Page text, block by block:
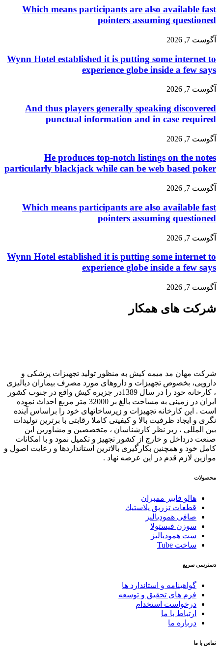
Which means participants are also available fast
pointers assuming questioned
آگوست 7, 2026
Wynn Hotel established it is putting some internet to
experience globe inside a few says
آگوست 7, 2026
And thus players generally speaking discovered
punctual information and in case required
آگوست 7, 2026
He produces top-notch listings on the notes
particularly blackjack while can be web based poker
آگوست 7, 2026
Which means participants are also available fast
pointers assuming questioned
آگوست 7, 2026
Wynn Hotel established it is putting some internet to
experience globe inside a few says
آگوست 7, 2026
شرکت های همکار
شرکت مهان مد میمه کیش به منظور تولید تجهیزات پزشکی و
دارویی، بخصوص تجهیزات و داروهای مورد مصرف بیماران دیالیزی
، کارخانه خود را در سال 1389در جزیره کیش واقع در جنوب کشور
ایران در زمینی به مساحت بالغ بر 32000 متر مربع احداث نموده
است . این کارخانه تجهیزات و زیرساخاتهای خود را براساس آینده
نگری و ایجاد ظرفیت بالا و کیفیتی کاملا رقابتی با برترین تولیدات
بین المللی ، زیر نظر کارشناسان ، متخصصین و مشاورین این
صنعت درداخل و خارج از کشور تجهیز و تکمیل نمود و با امکانات
کامل خود و همچنین بکارگیری بالاترین استانداردها و رعایت اصول و
موازین لازم قدم در این عرصه نهاد .
محصولات
هالو فایبر ممبران
قطعات تزريق پلاستيك
صافی همودیالیز
سوزن فیستولا
ست همودیالیز
ساخت Tube
دسترسی سریع
گواهینامه و استاندارد ها
فرم های تحقیق و توسعه
درخواست استخدام
ارتباط با ما
درباره ما
تماس با ما